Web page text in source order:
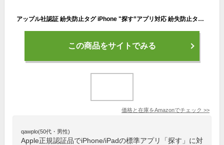
アップル社認証 紛失防止タグ iPhone "探す”アプリ対応 紛失防止タグ ココタグ Apple認証 専用アプリ不要 紛失防止トラッカー 探し物発見器 ペットトラッカー スマートタグ キーホルダー 自転車 鍵紛失防止 忘れ物防止 Key Finder 迷子 iphone 位置情報 トラッカー koko tag
この商品をサイトでみる
価格と在庫をAmazonでチェック >>
qawplo(50代・男性)
Apple正規認証品でiPhone/iPadの標準アプリ「探す」に対